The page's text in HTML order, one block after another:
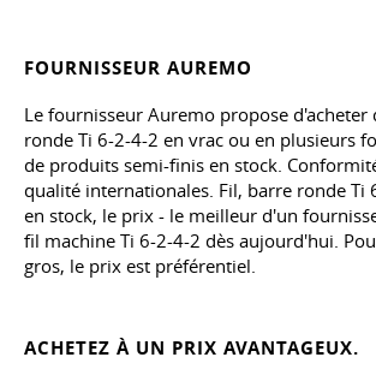
FOURNISSEUR AUREMO
Le fournisseur Auremo propose d'acheter
ronde Ti 6-2-4-2 en vrac ou en plusieurs
de produits semi-finis en stock.
qualité internationales. Fil, barre ronde Ti
en stock, le prix - le meilleur d'un
fil machine Ti 6-2-4-2 dès aujourd'hui.
gros, le prix est préférentiel.
ACHETEZ À UN PRIX AVANTAGEUX.